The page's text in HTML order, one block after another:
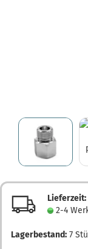
Lieferzeit:
2-4
Lagerbestand: 7